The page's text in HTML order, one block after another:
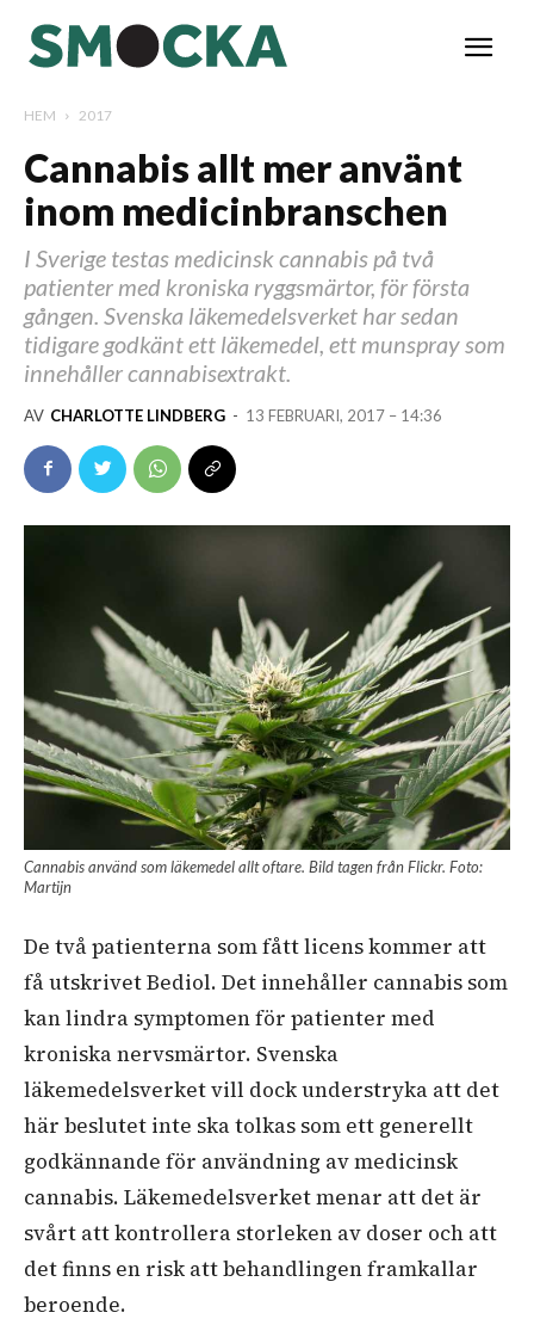
HEM 2017
Cannabis allt mer använt
inom medicinbranschen
I Sverige testas medicinsk cannabis på två
patienter med kroniska ryggsmärtor, för första
gången. Svenska läkemedelsverket har sedan
tidigare godkänt ett läkemedel, ett munspray som
innehåller cannabisextrakt.
AV CHARLOTTE LINDBERG - 13 FEBRUARI, 2017 – 14:36
Cannabis använd som läkemedel allt oftare. Bild tagen från Flickr. Foto:
Martijn
De två patienterna som fått licens kommer att
få utskrivet Bediol. Det innehåller cannabis som
kan lindra symptomen för patienter med
kroniska nervsmärtor. Svenska
läkemedelsverket vill dock understryka att det
här beslutet inte ska tolkas som ett generellt
godkännande för användning av medicinsk
cannabis. Läkemedelsverket menar att det är
svårt att kontrollera storleken av doser och att
det finns en risk att behandlingen framkallar
beroende.